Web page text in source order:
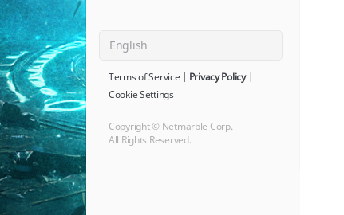
English
Terms of Service| Privacy Policy|
Cookie Settings
Copyright © Netmarble Corp.
All Rights Reserved.